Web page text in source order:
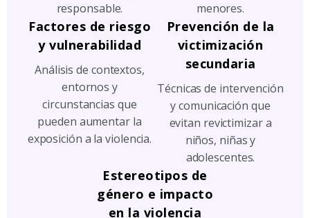
responsable.
menores.
Factores de riesgo
y vulnerabilidad
Análisis de contextos,
entornos y
circunstancias que
pueden aumentar la
exposición a la violencia.
Prevención de la
victimización
secundaria
Técnicas de intervención
y comunicación que
evitan revictimizar a
niños, niñas y
adolescentes.
Estereotipos de
género e impacto
en la violencia